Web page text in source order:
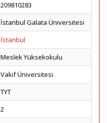
209810283
İstanbul Galata Üniversitesi
İstanbul
Meslek Yüksekokulu
Vakıf Üniversitesi
TYT
2